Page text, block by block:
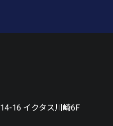
16 イクタス川崎6F